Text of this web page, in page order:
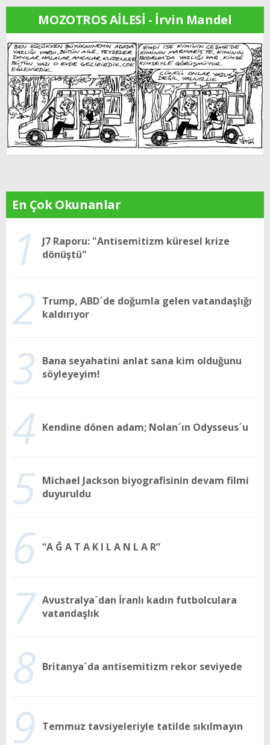
MOZOTROS AİLESİ - İrvin Mandel
En Çok Okunanlar
1
J7 Raporu: "Antisemitizm küresel krize
dönüştü"
2 Trump, ABD´de doğumla gelen vatandaşlığı
kaldırıyor
3 Bana seyahatini anlat sana kim olduğunu
söyleyeyim!
4 Kendine dönen adam; Nolan´ın Odysseus´u
5 Michael Jackson biyografisinin devam filmi
duyuruldu
6 “A Ğ A T A K I L A N L A R”
7 Avustralya´dan İranlı kadın futbolculara
vatandaşlık
8 Britanya´da antisemitizm rekor seviyede
9 Temmuz tavsiyeleriyle tatilde sıkılmayın